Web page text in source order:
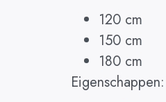
120 cm
150 cm
180 cm
Eigenschappen: